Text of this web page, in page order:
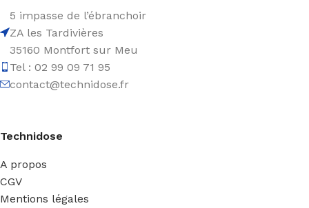
5 impasse de l’ébranchoir
ZA les Tardivières
35160 Montfort sur Meu
Tel : 02 99 09 71 95
contact@technidose.fr
Technidose
A propos
CGV
Mentions légales